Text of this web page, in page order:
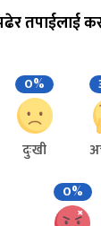
तपाईलाई
0%
दुःखी
0%